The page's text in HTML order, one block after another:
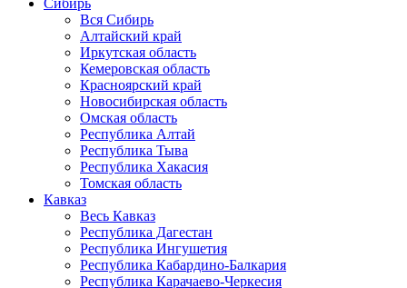
Сибирь
Вся Сибирь
Алтайский край
Иркутская область
Кемеровская область
Красноярский край
Новосибирская область
Омская область
Республика Алтай
Республика Тыва
Республика Хакасия
Томская область
Кавказ
Весь Кавказ
Республика Дагестан
Республика Ингушетия
Республика Кабардино-Балкария
Республика Карачаево-Черкесия